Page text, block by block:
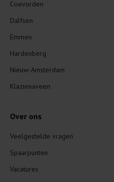
Coevorden
Dalfsen
Emmen
Hardenberg
Nieuw-Amsterdam
Klazienaveen
Over ons
Veelgestelde vragen
Spaarpunten
Vacatures